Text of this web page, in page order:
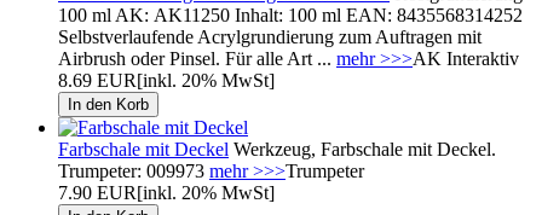
100 ml AK: AK11250 Inhalt: 100 ml EAN: 8435568314252
Selbstverlaufende Acrylgrundierung zum Auftragen mit
Airbrush oder Pinsel. Für alle Art ... mehr >>>AK Interaktiv
8.69 EUR[inkl. 20% MwSt]
Farbschale mit Deckel Werkzeug, Farbschale mit Deckel.
Trumpeter: 009973 mehr >>>Trumpeter
7.90 EUR[inkl. 20% MwSt]